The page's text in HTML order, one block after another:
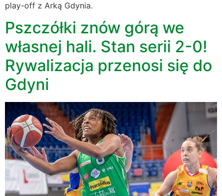
play-off z Arką Gdynia.
Pszczółki znów górą we
własnej hali. Stan serii 2-0!
Rywalizacja przenosi się do
Gdyni